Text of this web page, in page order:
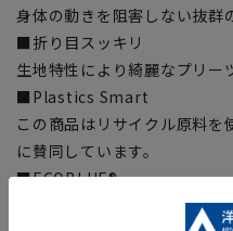
身体の動きを阻害しない抜群
■折り目スッキリ
生地特性により綺麗なプリー
■Plastics Smart
この商品はリサイクル原料を
に賛同しています。
■ECOBLUE®
『ECOBLUE』はマテリアル